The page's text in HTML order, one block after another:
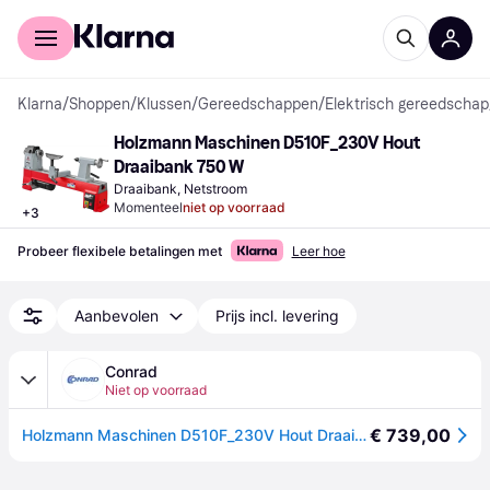
Voor shoppers
Klarna/Shoppen/Klussen/Gereedschappen/Elektrisch gereedschap
+3
Holzmann Maschinen D510F_230V Hout
Draaibank 750 W
Draaibank, Netstroom
Momenteelniet op voorraad
Probeer flexibele betalingen met Leer hoe
Aanbevolen Prijs incl. levering
Conrad
Niet op voorraad
Holzmann Maschinen D510F_230V Hout Draaibank 750 W€ 739,00